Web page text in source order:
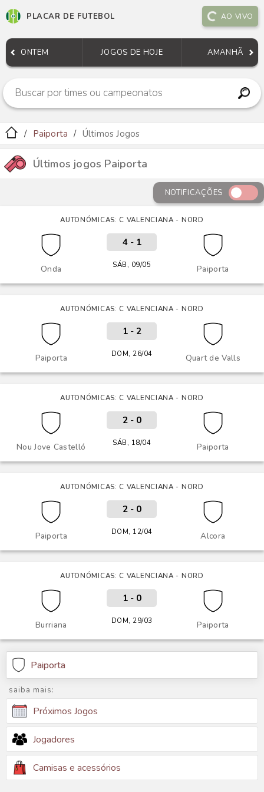
PLACAR DE FUTEBOL AO VIVO
ONTEM JOGOS DE HOJE AMANHÃ
Paiporta Últimos Jogos
Últimos jogos Paiporta
NOTIFICAÇÕES
AUTONÓMICAS: C VALENCIANA - NORD
Onda Paiporta
4- 1
SÁB, 09/05
AUTONÓMICAS: C VALENCIANA - NORD
Paiporta Quart de Valls
1- 2
DOM, 26/04
AUTONÓMICAS: C VALENCIANA - NORD
Nou Jove Castelló Paiporta
2- 0
SÁB, 18/04
AUTONÓMICAS: C VALENCIANA - NORD
Paiporta Alcora
2- 0
DOM, 12/04
AUTONÓMICAS: C VALENCIANA - NORD
Burriana Paiporta
1- 0
DOM, 29/03
Paiporta
saiba mais:
Próximos Jogos
Jogadores
Camisas e acessórios